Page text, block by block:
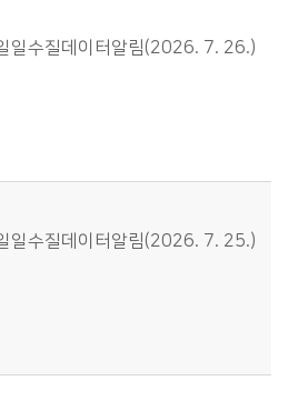
일수질데이터알림(2026. 7. 26.)
일수질데이터알림(2026. 7. 25.)